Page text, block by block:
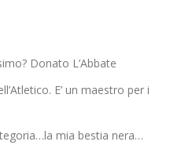
Donato L’Abbate
E’ un maestro per i
mia bestia nera…